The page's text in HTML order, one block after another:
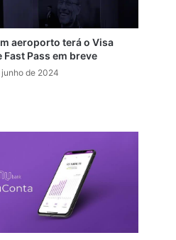
aeroporto terá o Visa
Fast Pass em breve
junho de 2024